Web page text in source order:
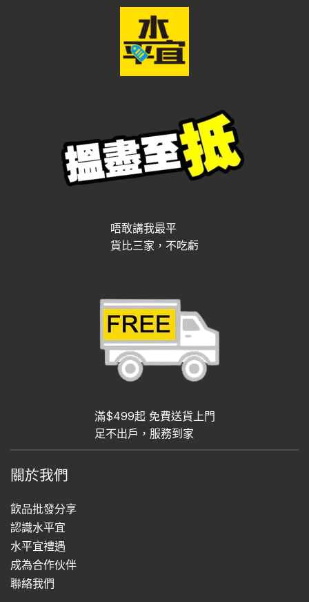
唔敢講我最平
貨比三家，不吃虧
滿$499起 免費送貨上門
足不出戶，服務到家
關於我們
飲品批發分享
認識水平宜
水平宜禮遇
成為合作伙伴
聯絡我們